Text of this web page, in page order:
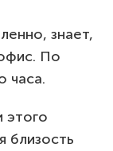
знает,
По
часа.
этого
близость